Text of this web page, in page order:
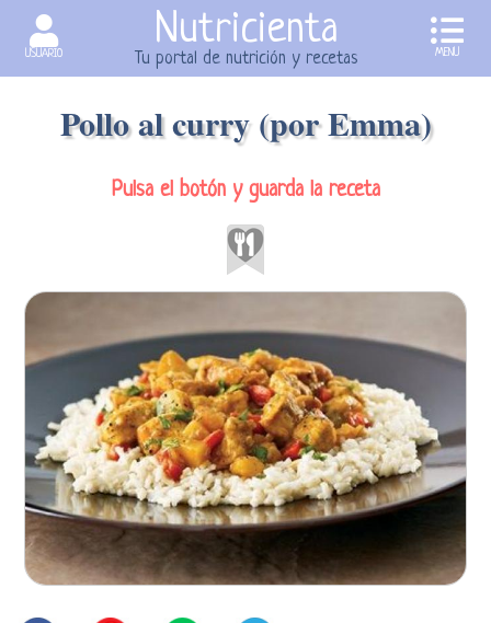
USUARIO
Nutricienta
Tu portal de nutrición y recetas MENU
Pollo al curry (por Emma)
Pulsa el botón y guarda la receta